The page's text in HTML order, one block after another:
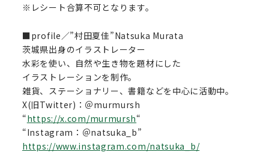
※レシート合算不可となります。
■profile／”村田夏佳”Natsuka Murata
茨城県出身のイラストレーター
水彩を使い、自然や生き物を題材にした
イラストレーションを制作。
雑貨、ステーショナリー、書籍などを中心に活動中。
X(旧Twitter)：＠murmursh
“https://x.com/murmursh“
“Instagram：＠natsuka_b”
https://www.instagram.com/natsuka_b/